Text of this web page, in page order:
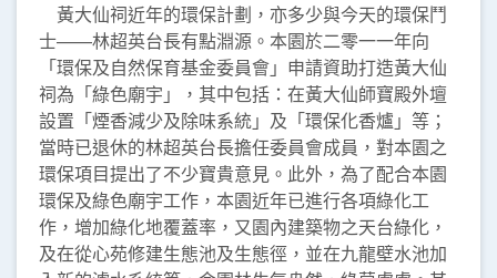
黃大仙祠近年的環保計劃，亦多少與今天的環保鬥
士——林超英台長有點淵源。本園於二零一一年向
「環保及自然保育基金委員會」申請資助打造黃大仙
祠為「綠色廟宇」，其中包括：在黃大仙師寶殿外壇
設置「煙香減少及除味系統」及「環保化香爐」等；
當時已退休的林超英台長擔任委員會成員，對本園之
環保項目提出了不少寶貴意見。此外，為了配合本園
環保及綠色廟宇工作，本園近年已進行各項綠化工
作，增加綠化地覆蓋率，又園內建築物之天台綠化，
及在從心苑修建生態池及生態徑，並在九龍壁水池加